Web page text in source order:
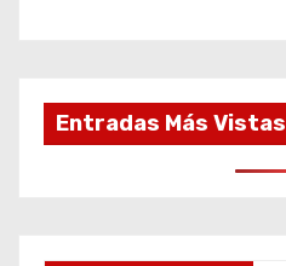
Entradas Más Vistas